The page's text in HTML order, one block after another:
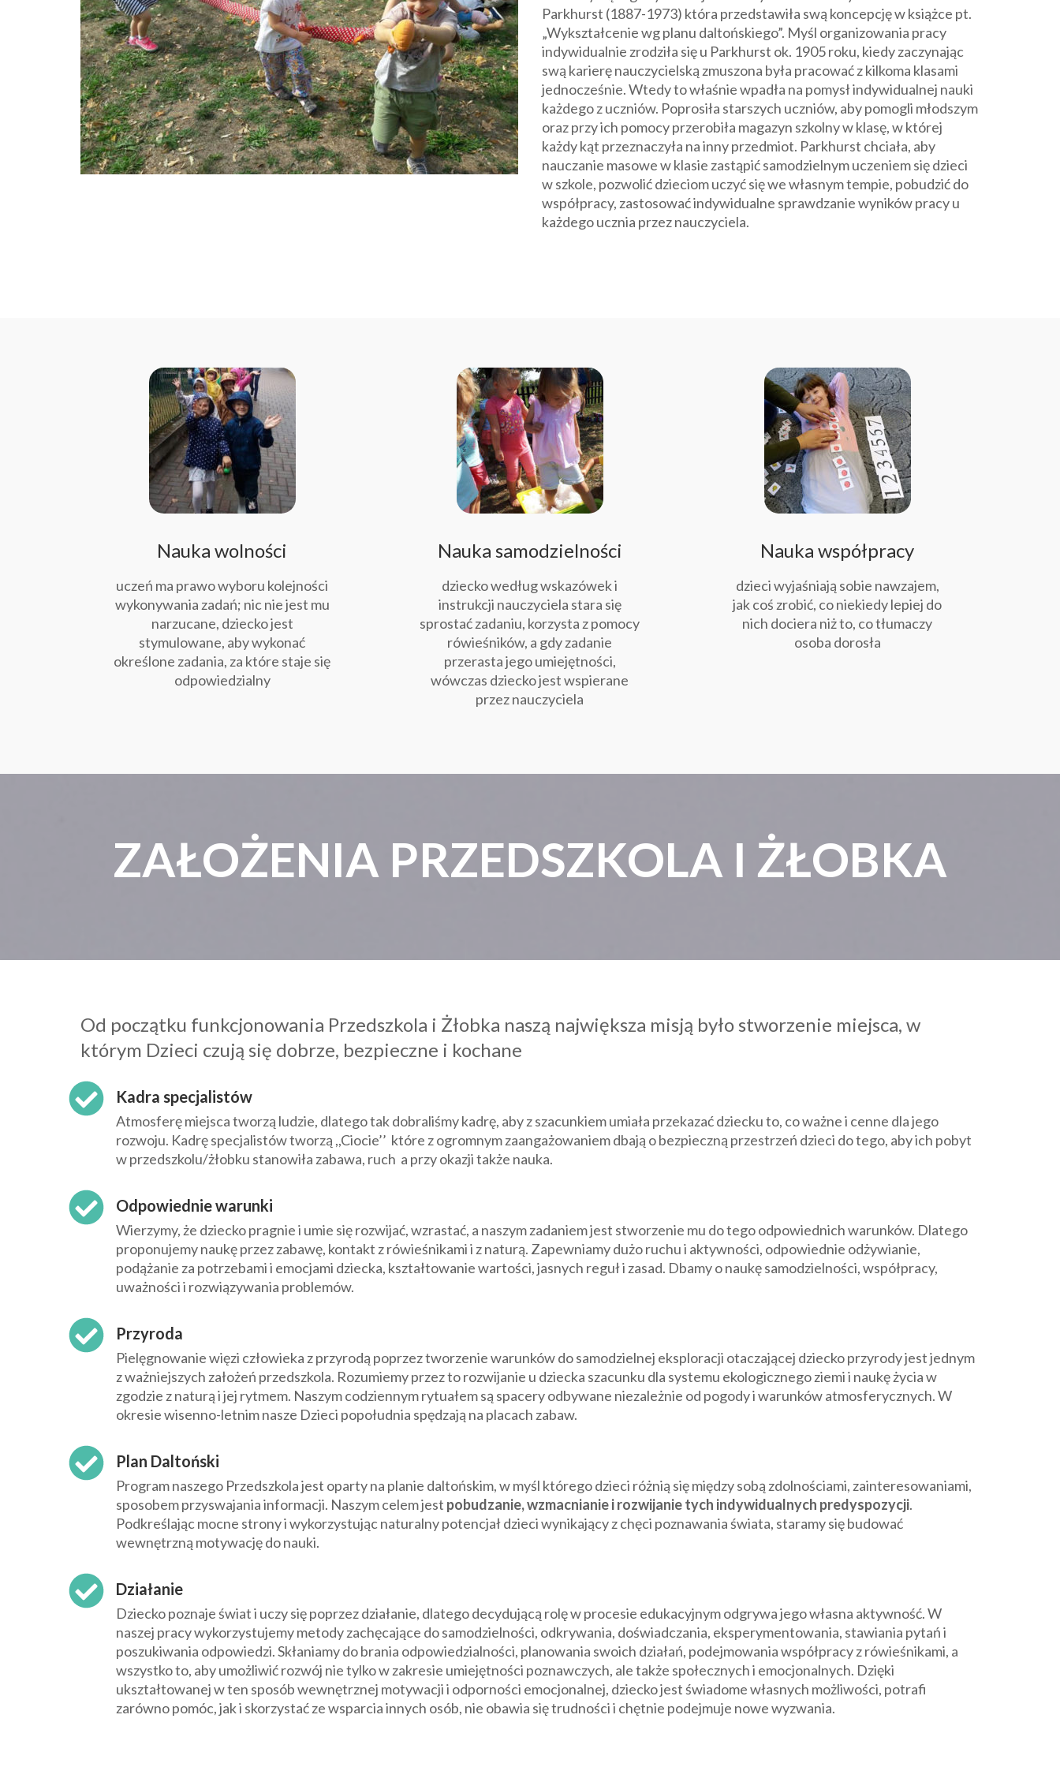
Parkhurst (1887-1973) która przedstawiła swą koncepcję w książce pt.
„Wykształcenie wg planu daltońskiego”. Myśl organizowania pracy
indywidualnie zrodziła się u Parkhurst ok. 1905 roku, kiedy zaczynając
swą karierę nauczycielską zmuszona była pracować z kilkoma klasami
jednocześnie. Wtedy to właśnie wpadła na pomysł indywidualnej nauki
każdego z uczniów. Poprosiła starszych uczniów, aby pomogli młodszym
oraz przy ich pomocy przerobiła magazyn szkolny w klasę, w której
każdy kąt przeznaczyła na inny przedmiot. Parkhurst chciała, aby
nauczanie masowe w klasie zastąpić samodzielnym uczeniem się dzieci
w szkole, pozwolić dzieciom uczyć się we własnym tempie, pobudzić do
współpracy, zastosować indywidualne sprawdzanie wyników pracy u
każdego ucznia przez nauczyciela.
Nauka wolności
uczeń ma prawo wyboru kolejności
wykonywania zadań; nic nie jest mu
narzucane, dziecko jest
stymulowane, aby wykonać
określone zadania, za które staje się
odpowiedzialny
Nauka samodzielności
dziecko według wskazówek i
instrukcji nauczyciela stara się
sprostać zadaniu, korzysta z pomocy
rówieśników, a gdy zadanie
przerasta jego umiejętności,
wówczas dziecko jest wspierane
przez nauczyciela
Nauka współpracy
dzieci wyjaśniają sobie nawzajem,
jak coś zrobić, co niekiedy lepiej do
nich dociera niż to, co tłumaczy
osoba dorosła
ZAŁOŻENIA PRZEDSZKOLA I ŻŁOBKA
Od początku funkcjonowania Przedszkola i Żłobka naszą największa misją było stworzenie miejsca, w
którym Dzieci czują się dobrze, bezpieczne i kochane
Kadra specjalistów
Atmosferę miejsca tworzą ludzie, dlatego tak dobraliśmy kadrę, aby z szacunkiem umiała przekazać dziecku to, co ważne i cenne dla jego
rozwoju. Kadrę specjalistów tworzą ,,Ciocie’’ które z ogromnym zaangażowaniem dbają o bezpieczną przestrzeń dzieci do tego, aby ich pobyt
w przedszkolu/żłobku stanowiła zabawa, ruch a przy okazji także nauka.
Odpowiednie warunki
Wierzymy, że dziecko pragnie i umie się rozwijać, wzrastać, a naszym zadaniem jest stworzenie mu do tego odpowiednich warunków. Dlatego
proponujemy naukę przez zabawę, kontakt z rówieśnikami i z naturą. Zapewniamy dużo ruchu i aktywności, odpowiednie odżywianie,
podążanie za potrzebami i emocjami dziecka, kształtowanie wartości, jasnych reguł i zasad. Dbamy o naukę samodzielności, współpracy,
uważności i rozwiązywania problemów.
Przyroda
Pielęgnowanie więzi człowieka z przyrodą poprzez tworzenie warunków do samodzielnej eksploracji otaczającej dziecko przyrody jest jednym
z ważniejszych założeń przedszkola. Rozumiemy przez to rozwijanie u dziecka szacunku dla systemu ekologicznego ziemi i naukę życia w
zgodzie z naturą i jej rytmem. Naszym codziennym rytuałem są spacery odbywane niezależnie od pogody i warunków atmosferycznych. W
okresie wisenno-letnim nasze Dzieci popołudnia spędzają na placach zabaw.
Plan Daltoński
Program naszego Przedszkola jest oparty na planie daltońskim, w myśl którego dzieci różnią się między sobą zdolnościami, zainteresowaniami,
sposobem przyswajania informacji. Naszym celem jest pobudzanie, wzmacnianie i rozwijanie tych indywidualnych predyspozycji.
Podkreślając mocne strony i wykorzystując naturalny potencjał dzieci wynikający z chęci poznawania świata, staramy się budować
wewnętrzną motywację do nauki.
Działanie
Dziecko poznaje świat i uczy się poprzez działanie, dlatego decydującą rolę w procesie edukacyjnym odgrywa jego własna aktywność. W
naszej pracy wykorzystujemy metody zachęcające do samodzielności, odkrywania, doświadczania, eksperymentowania, stawiania pytań i
poszukiwania odpowiedzi. Skłaniamy do brania odpowiedzialności, planowania swoich działań, podejmowania współpracy z rówieśnikami, a
wszystko to, aby umożliwić rozwój nie tylko w zakresie umiejętności poznawczych, ale także społecznych i emocjonalnych. Dzięki
ukształtowanej w ten sposób wewnętrznej motywacji i odporności emocjonalnej, dziecko jest świadome własnych możliwości, potrafi
zarówno pomóc, jak i skorzystać ze wsparcia innych osób, nie obawia się trudności i chętnie podejmuje nowe wyzwania.